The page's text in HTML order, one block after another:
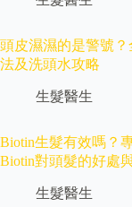
頭皮濕濕的是警號
法及洗頭水攻略
生髮醫生
Biotin生髮有效嗎？
Biotin對頭髮的好處
生髮醫生